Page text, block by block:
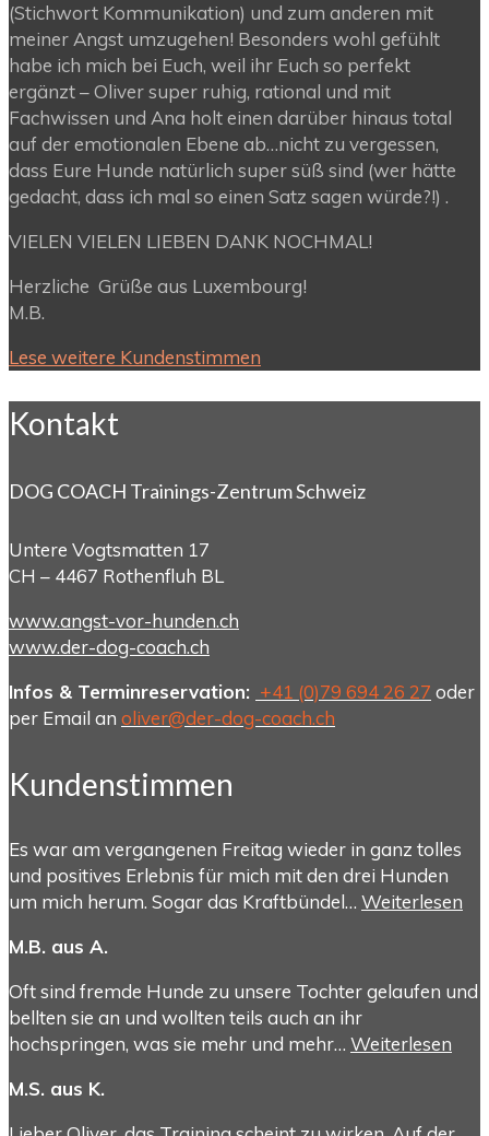
(Stichwort Kommunikation) und zum anderen mit
meiner Angst umzugehen! Besonders wohl gefühlt
habe ich mich bei Euch, weil ihr Euch so perfekt
ergänzt – Oliver super ruhig, rational und mit
Fachwissen und Ana holt einen darüber hinaus total
auf der emotionalen Ebene ab…nicht zu vergessen,
dass Eure Hunde natürlich super süß sind (wer hätte
gedacht, dass ich mal so einen Satz sagen würde?!) .
VIELEN VIELEN LIEBEN DANK NOCHMAL!
Herzliche Grüße aus Luxembourg!
M.B.
Lese weitere Kundenstimmen
Kontakt
DOG COACH Trainings-Zentrum Schweiz
Untere Vogtsmatten 17
CH – 4467 Rothenfluh BL
www.angst-vor-hunden.ch
www.der-dog-coach.ch
Infos & Terminreservation: +41 (0)79 694 26 27 oder
per Email an oliver@der-dog-coach.ch
Kundenstimmen
Es war am vergangenen Freitag wieder in ganz tolles
und positives Erlebnis für mich mit den drei Hunden
um mich herum. Sogar das Kraftbündel… Weiterlesen
M.B. aus A.
Oft sind fremde Hunde zu unsere Tochter gelaufen und
bellten sie an und wollten teils auch an ihr
hochspringen, was sie mehr und mehr… Weiterlesen
M.S. aus K.